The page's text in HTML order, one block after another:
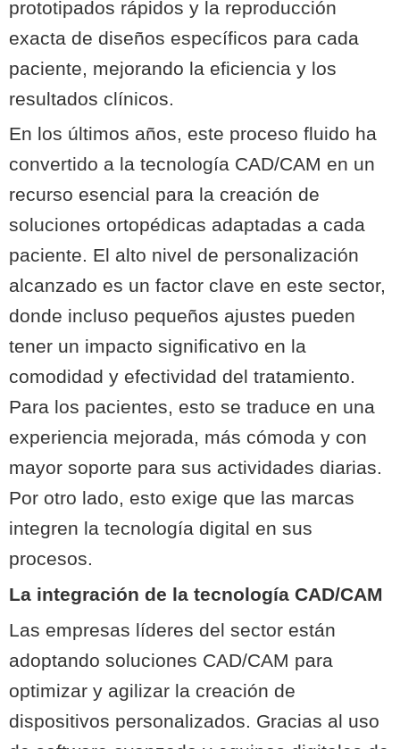
prototipados rápidos y la reproducción
exacta de diseños específicos para cada
paciente, mejorando la eficiencia y los
resultados clínicos.
En los últimos años, este proceso fluido ha
convertido a la tecnología CAD/CAM en un
recurso esencial para la creación de
soluciones ortopédicas adaptadas a cada
paciente. El alto nivel de personalización
alcanzado es un factor clave en este sector,
donde incluso pequeños ajustes pueden
tener un impacto significativo en la
comodidad y efectividad del tratamiento.
Para los pacientes, esto se traduce en una
experiencia mejorada, más cómoda y con
mayor soporte para sus actividades diarias.
Por otro lado, esto exige que las marcas
integren la tecnología digital en sus
procesos.
La integración de la tecnología CAD/CAM
Las empresas líderes del sector están
adoptando soluciones CAD/CAM para
optimizar y agilizar la creación de
dispositivos personalizados. Gracias al uso